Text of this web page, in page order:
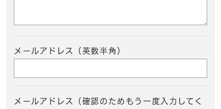
メールアドレス（英数半角）
メールアドレス（確認のためもう一度入力してく